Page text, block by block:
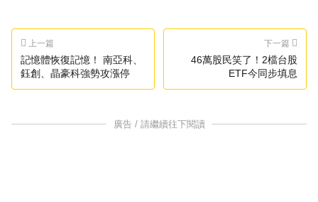
上一篇
記憶體恢復記憶！ 南亞科、
鈺創、晶豪科強勢攻漲停
下一篇
46萬股民笑了！2檔台股
ETF今同步填息
廣告 / 請繼續往下閱讀